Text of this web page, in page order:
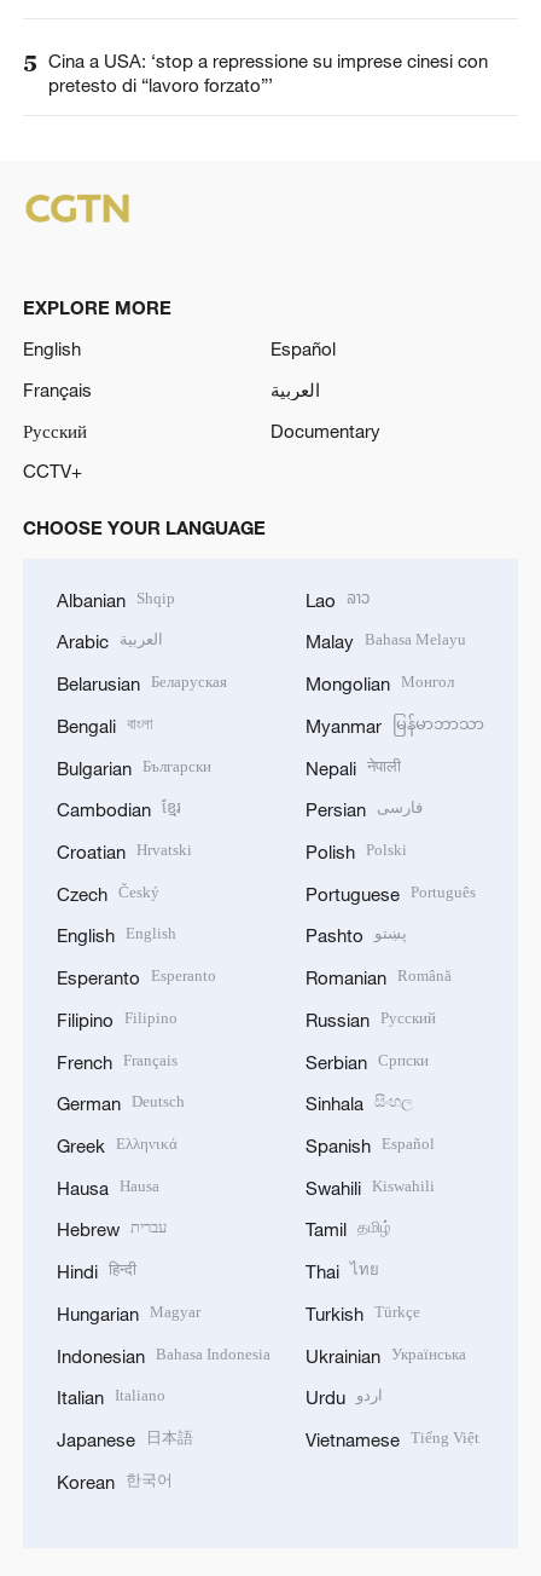
5 Cina a USA: ‘stop a repressione su imprese cinesi con
pretesto di “lavoro forzato”’
EXPLORE MORE
English
Español
Français
العربية
Русский
Documentary
CCTV+
CHOOSE YOUR LANGUAGE
Albanian Shqip
Arabic العربية
Belarusian Беларуская
Bengali বাংলা
Bulgarian Български
Cambodian ខ្មែរ
Croatian Hrvatski
Czech Český
English English
Esperanto Esperanto
Filipino Filipino
French Français
German Deutsch
Greek Ελληνικά
Hausa Hausa
Hebrew עברית
Hindi हिन्दी
Hungarian Magyar
Indonesian Bahasa Indonesia
Italian Italiano
Japanese 日本語
Korean 한국어
Lao ລາວ
Malay Bahasa Melayu
Mongolian Монгол
Myanmar မြန်မာဘာသာ
Nepali नेपाली
Persian فارسی
Polish Polski
Portuguese Português
Pashto پښتو
Romanian Română
Russian Русский
Serbian Српски
Sinhala සිංහල
Spanish Español
Swahili Kiswahili
Tamil தமிழ்
Thai ไทย
Turkish Türkçe
Ukrainian Українська
Urdu اردو
Vietnamese Tiếng Việt